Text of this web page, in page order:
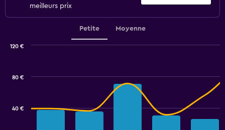
meilleurs prix
Petite Moyenne
40 €
80 €
120 €